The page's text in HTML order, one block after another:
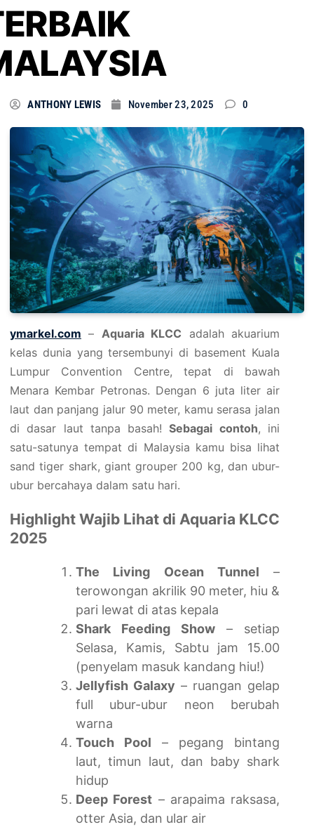
ANTHONY LEWIS November 23, 2025 0
ymarkel.com – Aquaria KLCC adalah akuarium
kelas dunia yang tersembunyi di basement Kuala
Lumpur Convention Centre, tepat di bawah
Menara Kembar Petronas. Dengan 6 juta liter air
laut dan panjang jalur 90 meter, kamu serasa jalan
di dasar laut tanpa basah!Sebagai contoh, ini
satu-satunya tempat di Malaysia kamu bisa lihat
sand tiger shark, giant grouper 200 kg, dan ubur-
ubur bercahaya dalam satu hari.
Highlight Wajib Lihat di Aquaria KLCC
2025
The Living Ocean Tunnel –
terowongan akrilik 90 meter, hiu &
pari lewat di atas kepala
Shark Feeding Show – setiap
Selasa, Kamis, Sabtu jam 15.00
(penyelam masuk kandang hiu!)
Jellyfish Galaxy – ruangan gelap
full ubur-ubur neon berubah
warna
Touch Pool – pegang bintang
laut, timun laut, dan baby shark
hidup
Deep Forest – arapaima raksasa,
otter Asia, dan ular air